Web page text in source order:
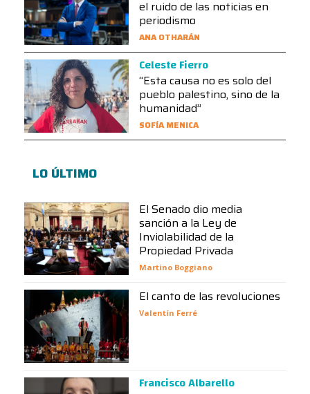
el ruido de las noticias en
periodismo
ANA OTHARÁN
Celeste Fierro
“Esta causa no es solo del
pueblo palestino, sino de la
humanidad”
SOFÍA MENICA
LO ÚLTIMO
El Senado dio media
sanción a la Ley de
Inviolabilidad de la
Propiedad Privada
Martino Boggiano
El canto de las revoluciones
Valentín Ferré
Francisco Albarello